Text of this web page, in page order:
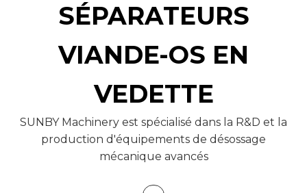
SÉPARATEURS
VIANDE-OS EN
VEDETTE
SUNBY Machinery est spécialisé dans la R&D et la
production d'équipements de désossage
mécanique avancés